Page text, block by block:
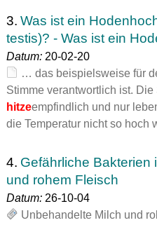
3. Was ist ein
testis)? - Was ist ein
Datum:20-02-20
… das beispielsweise für
Stimme verantwortlich ist.
hitzeempfindlich und nur
die Temperatur nicht so
4. Gefährliche Bakterien
und rohem Fleisch
Datum:26-10-04
Unbehandelte Milch und